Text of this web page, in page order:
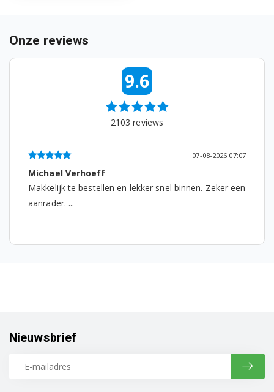
WKY71231PTLYB3 7316610001
WKY71233LANYB4 7318330007
WKY71233LSYB2 7318330004
WKY71233LSYB2 7000740001
WKY71233PTLYB3 7318330008
WKY71233PTLYB3 7318330003
WKY71233PTLYB3 7000640001
Onze reviews
9.6
2103 reviews
07-08-2026 07:07
Michael Verhoeff
Makkelijk te bestellen en lekker snel binnen. Zeker een
aanrader. ...
Nieuwsbrief